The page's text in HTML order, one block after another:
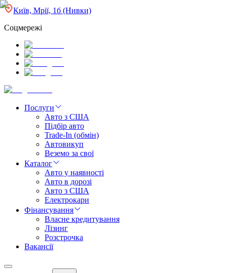
Київ, Мрії, 1б (Нивки)
Соцмережі
Послуги
Авто з США
Підбір авто
Trade-In (обмін)
Автовикуп
Веземо за свої
Каталог
Авто у наявності
Авто в дорозі
Авто з США
Електрокари
Фінансування
Власне кредитування
Лізинг
Розстрочка
Вакансії